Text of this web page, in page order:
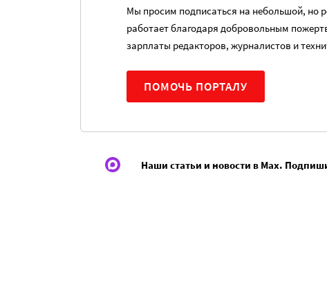
Мы просим подписаться на небольшой, но
работает благодаря добровольным
зарплаты редакторов, журналистов и
ПОМОЧЬ ПОРТАЛУ
Наши статьи и новости в Max.